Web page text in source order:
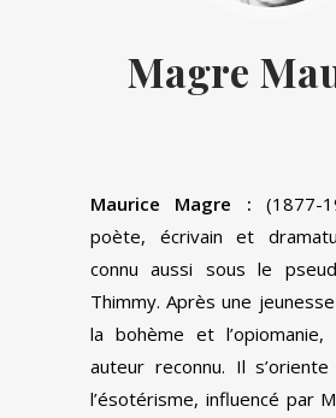
Magre
Maurice Magre :(1877-
poète, écrivain et
connu aussi sous le
Thimmy. Après une
la bohème et
auteur reconnu. Il
l’ésotérisme, influencé par